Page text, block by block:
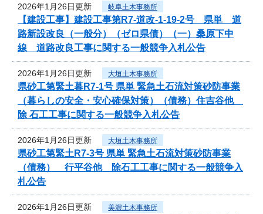
2026年1月26日更新 岐阜土木事務所
【建設工事】建設工事第R7-道改-1-19-2号 県単 道
路新設改良（一般分）（ゼロ県債）（一）桑原下中
線 道路改良工事に関する一般競争入札公告
2026年1月26日更新 大垣土木事務所
県砂工第緊土暮R7-1号 県単 緊急土石流対策砂防事業
（暮らしの安全・安心確保対策）（債務）住吉谷他
除 石工工事に関する一般競争入札公告
2026年1月26日更新 大垣土木事務所
県砂工第緊土R7-3号 県単 緊急土石流対策砂防事業
（債務） 行平谷他 除石工工事に関する一般競争入
札公告
2026年1月26日更新 美濃土木事務所